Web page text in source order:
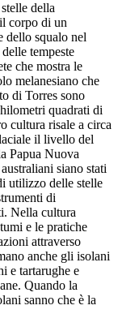
della
corpo di un
dello squalo nel
tempeste
che mostra le
melanesiano che
di Torres sono
quadrati di
cultura risale a circa
il livello del
Papua Nuova
siano stati
utilizzo delle stelle
di
Nella cultura
e le pratiche
attraverso
anche gli isolani
e tartarughe e
Quando la
sanno che è la